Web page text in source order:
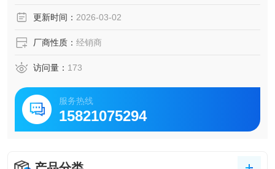
大行程
更新时间： 2026-03-02
厂商性质： 经销商
访问量： 173
服务热线
15821075294